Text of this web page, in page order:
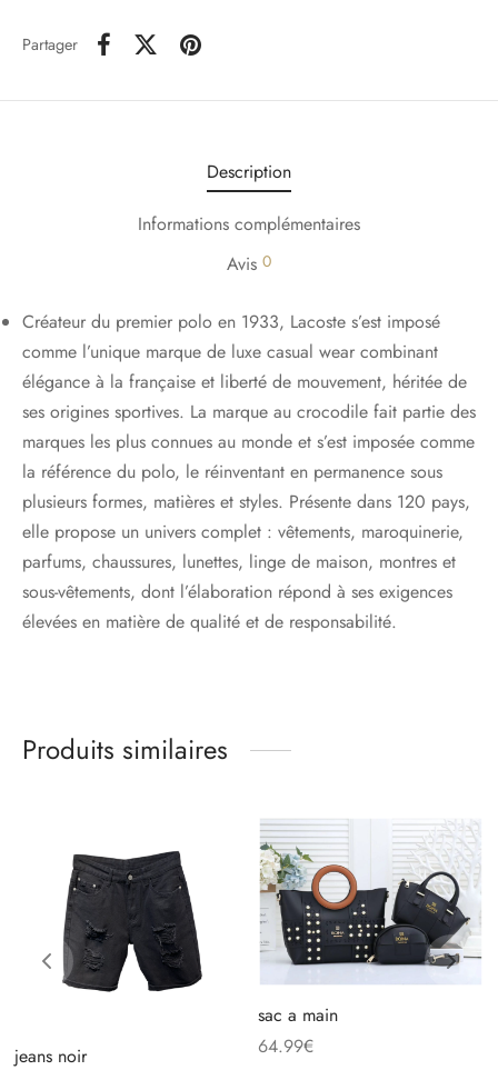
Partager
Description
Informations complémentaires
Avis 0
Créateur du premier polo en 1933, Lacoste s’est imposé
comme l’unique marque de luxe casual wear combinant
élégance à la française et liberté de mouvement, héritée de
ses origines sportives. La marque au crocodile fait partie des
marques les plus connues au monde et s’est imposée comme
la référence du polo, le réinventant en permanence sous
plusieurs formes, matières et styles. Présente dans 120 pays,
elle propose un univers complet : vêtements, maroquinerie,
parfums, chaussures, lunettes, linge de maison, montres et
sous-vêtements, dont l’élaboration répond à ses exigences
élevées en matière de qualité et de responsabilité.
Produits similaires
jeans noir
sac a main
64.99€